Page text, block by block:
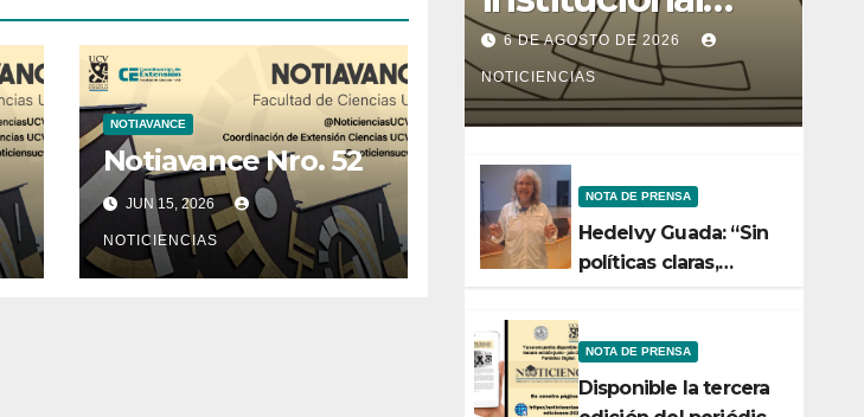
NOTIAVANCE
Notiavance Nro. 52
JUN 15, 2026
NOTICIENCIAS
entre la Facultad
de Ciencias y el
Ministerio de
Ciencia y
Tecnología
6 DE AGOSTO DE 2026
NOTICIENCIAS
NOTA DE PRENSA
Hedelvy Guada: “Sin
políticas claras,
conservación rendirá
frutos”
NOTA DE PRENSA
Disponible la tercera